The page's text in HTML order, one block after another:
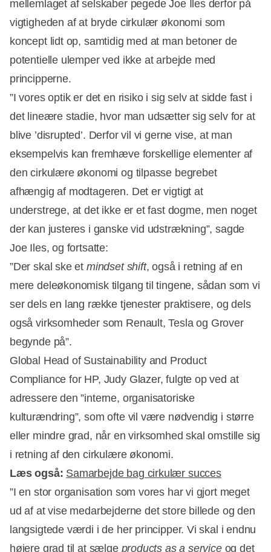
mellemlaget af selskaber pegede Joe Iles derfor på
vigtigheden af at bryde cirkulær økonomi som
koncept lidt op, samtidig med at man betoner de
potentielle ulemper ved ikke at arbejde med
principperne.
”I vores optik er det en risiko i sig selv at sidde fast i
det lineære stadie, hvor man udsætter sig selv for at
blive ’disrupted’. Derfor vil vi gerne vise, at man
eksempelvis kan fremhæve forskellige elementer af
den cirkulære økonomi og tilpasse begrebet
afhængig af modtageren. Det er vigtigt at
understrege, at det ikke er et fast dogme, men noget
der kan justeres i ganske vid udstrækning”, sagde
Joe Iles, og fortsatte:
”Der skal ske et mindset shift, også i retning af en
mere deleøkonomisk tilgang til tingene, sådan som vi
ser dels en lang række tjenester praktisere, og dels
også virksomheder som Renault, Tesla og Grover
begynde på”.
Global Head of Sustainability and Product
Compliance for HP, Judy Glazer, fulgte op ved at
adressere den ”interne, organisatoriske
kulturændring”, som ofte vil være nødvendig i større
eller mindre grad, når en virksomhed skal omstille sig
i retning af den cirkulære økonomi.
Læs også: Samarbejde bag cirkulær succes
”I en stor organisation som vores har vi gjort meget
ud af at vise medarbejderne det store billede og den
langsigtede værdi i de her principper. Vi skal i endnu
højere grad til at sælge products as a serviceog det